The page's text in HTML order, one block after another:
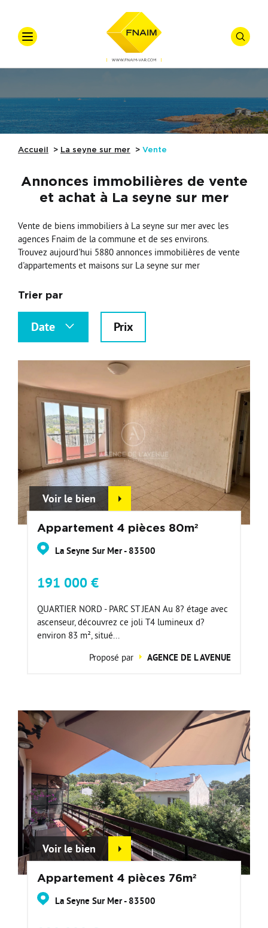
Locations
Gestion Locative
Nos Métiers
Nos Partenaires
Accueil La seyne sur mer Vente
Annonces immobilières de vente
et achat à La seyne sur mer
Vente de biens immobiliers à La seyne sur mer avec les
agences Fnaim de la commune et de ses environs.
Trouvez aujourd'hui 5880 annonces immobilières de vente
d'appartements et maisons sur La seyne sur mer
Trier par
Date Prix
Voir le bien
Appartement 4 pièces 80m²
La Seyne Sur Mer - 83500
191 000 €
QUARTIER NORD - PARC ST JEAN Au 8? étage avec
ascenseur, découvrez ce joli T4 lumineux d?
environ 83 m², situé...
Proposé par
AGENCE DE L AVENUE
Voir le bien
Appartement 4 pièces 76m²
La Seyne Sur Mer - 83500
VOTRE
VOTRE
*
Référence